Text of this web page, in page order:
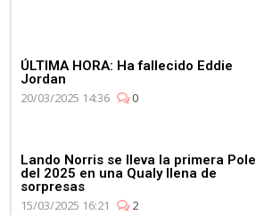
ÚLTIMA HORA: Ha fallecido Eddie
Jordan
20/03/2025 14:36
0
Lando Norris se lleva la primera Pole
del 2025 en una Qualy llena de
sorpresas
15/03/2025 16:21
2